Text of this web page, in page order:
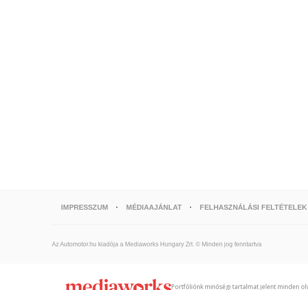
IMPRESSZUM MÉDIAAJÁNLAT FELHASZNÁLÁSI FELTÉTELEK
Az Automotor.hu kiadója a Mediaworks Hungary Zrt. © Minden jog fenntartva
Portfóliónk minőségi tartalmat jelent minden